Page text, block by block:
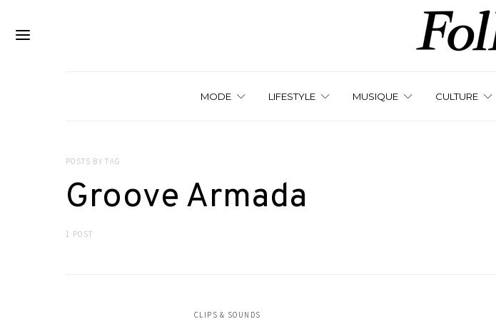
MODE LIFESTYLE MUSIQUE CULTURE
POSTS BY TAG
Groove Armada
1 POST
CLIPS & SOUNDS